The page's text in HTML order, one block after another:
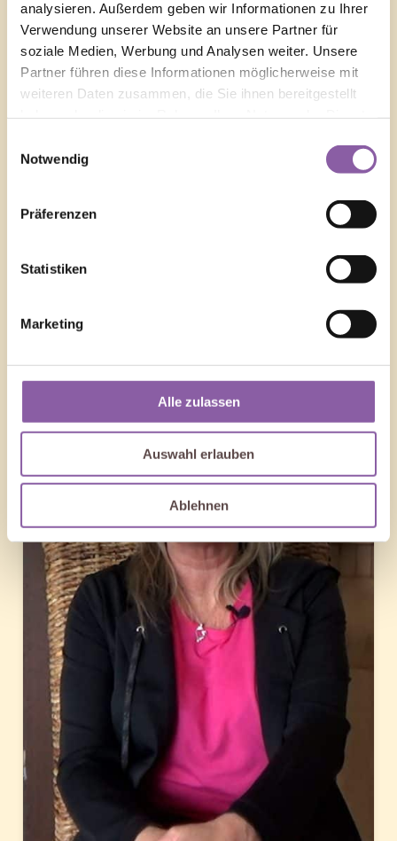
analysieren. Außerdem geben wir Informationen zu Ihrer
Verwendung unserer Website an unsere Partner für
soziale Medien, Werbung und Analysen weiter. Unsere
Partner führen diese Informationen möglicherweise mit
weiteren Daten zusammen, die Sie ihnen bereitgestellt
Notwendig
Präferenzen
Statistiken
Marketing
Alle zulassen
Auswahl erlauben
Ablehnen